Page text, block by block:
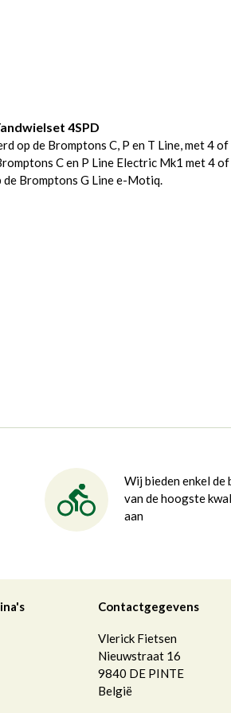
4SPD
op de Bromptons C, P en T Line, met 4 of
C en P Line Electric Mk1 met 4
Bromptons G Line e-Motiq.
Wij bieden enkel de
van de hoogste
aan
Contactgegevens
Vlerick Fietsen
Nieuwstraat 16
9840 DE PINTE
België